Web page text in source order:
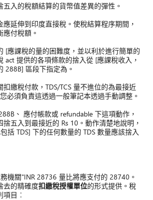
五入的稅額結算的貨幣值差異的彈性。
應延伸到印度直接稅。使稅結算程序期間，
付稅額。
[應課稅的量的困難度，並以利於進行簡單的
act 提供的各項條款的捨入從 [應課稅收入，
288B] 區段下指定為。
扣繳稅付款，TDS/TCS 量不進位的為最接近
必須負責這透過一般筆記本透過手動調整。
、 應付帳款或 refundable 下這項動作，
五入到最接近的 Rs 10。動作清楚地說明，
括 TDS] 下的任何數量的 TDS 數量應該捨入
機關"INR 28736 量比將應支付的 28740。
去的精確度扣繳稅授權單位的形式提供。稅
目︰